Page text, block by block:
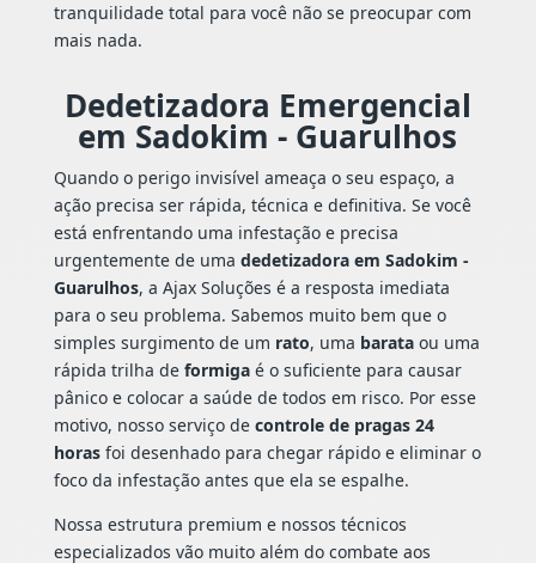
tranquilidade total para você não se preocupar com
mais nada.
Dedetizadora Emergencial
em Sadokim - Guarulhos
Quando o perigo invisível ameaça o seu espaço, a
ação precisa ser rápida, técnica e definitiva. Se você
está enfrentando uma infestação e precisa
urgentemente de uma dedetizadora em Sadokim -
Guarulhos, a Ajax Soluções é a resposta imediata
para o seu problema. Sabemos muito bem que o
simples surgimento de um rato, uma barataou uma
rápida trilha de formigaé o suficiente para causar
pânico e colocar a saúde de todos em risco. Por esse
motivo, nosso serviço de controle de pragas 24
horasfoi desenhado para chegar rápido e eliminar o
foco da infestação antes que ela se espalhe.
Nossa estrutura premium e nossos técnicos
especializados vão muito além do combate aos